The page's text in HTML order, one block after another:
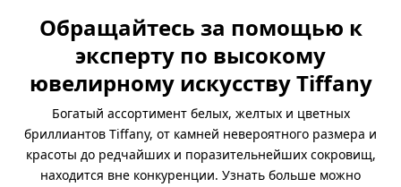
Обращайтесь за помощью к
эксперту по высокому
ювелирному искусству Tiffany
Богатый ассортимент белых, желтых и цветных
бриллиантов Tiffany, от камней невероятного размера и
красоты до редчайших и поразительнейших сокровищ,
находится вне конкуренции. Узнать больше можно